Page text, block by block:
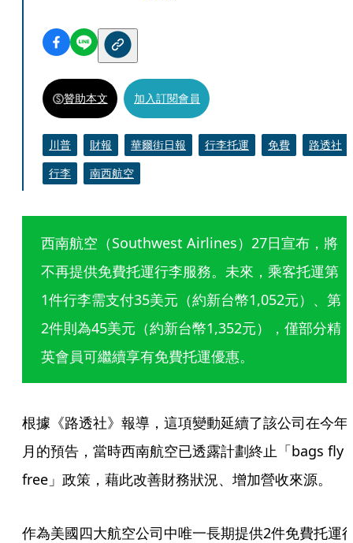
贊助本文 加入訂閱會員
川普 財報 華爾街日報 行李托運 免費
路透社
行李
南西航空
西南航空（Southwest Airlines）27日宣布，將
不再提供免費托運行李服務。未來，乘客托運第
1件行李需支付35美元（約新台幣1,052元）、第
2件則為45美元（約新台幣1,352元），僅部分精
英會員可繼續享有免費托運優惠。
根據《路透社》報導，這項變動延續了該公司在今年
月的預告，當時西南航空已透露計劃終止「bags fly
free」政策，藉此改善財務狀況、增加營收來源。
作為美國四大航空公司中唯一長期提供2件免費托運